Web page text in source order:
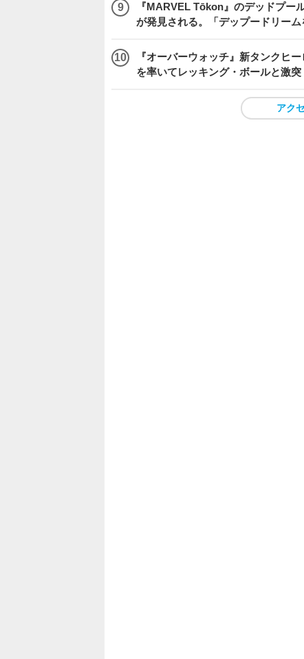
『MARVEL Tōkon』のデッドプー
が発見される。「デップードリー
『オーバーウォッチ』新タンクヒ
を率いてレッキング・ボールと激突
アク